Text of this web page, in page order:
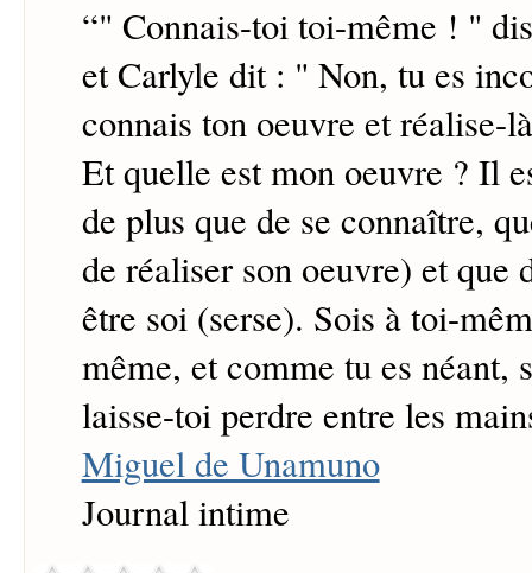
“" Connais-toi toi-même ! "
et Carlyle dit : " Non, tu es
connais ton oeuvre et réalise-
Et quelle est mon oeuvre ? Il
de plus que de se connaître,
de réaliser son oeuvre) et que
être soi (serse). Sois à toi-
même, et comme tu es néant,
laisse-toi perdre entre les
Miguel de Unamuno
Journal intime